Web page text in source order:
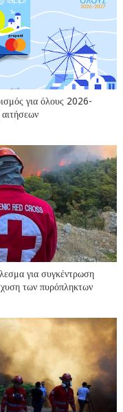
για όλους 2026-
για συγκέντρωση
των πυρόπληκτων